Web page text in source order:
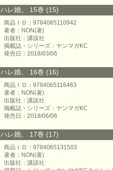
ハレ婚。 15巻 (15)
商品ＩＤ：9784065110942
著者：NON(著)
出版社：講談社
掲載誌・シリーズ：ヤンマガKC
発売日：2018/03/06
ハレ婚。 16巻 (16)
商品ＩＤ：9784065116463
著者：NON(著)
出版社：講談社
掲載誌・シリーズ：ヤンマガKC
発売日：2018/06/06
ハレ婚。 17巻 (17)
商品ＩＤ：9784065131503
著者：NON(著)
出版社：講談社